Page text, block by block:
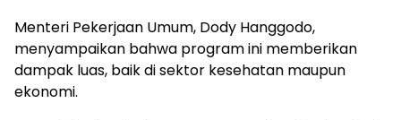
Menteri Pekerjaan Umum, Dody Hanggodo,
menyampaikan bahwa program ini memberikan
dampak luas, baik di sektor kesehatan maupun
ekonomi.